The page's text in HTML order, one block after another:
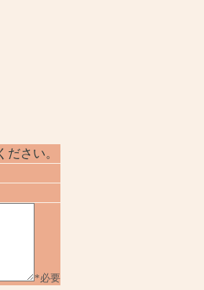
さい。
*必要